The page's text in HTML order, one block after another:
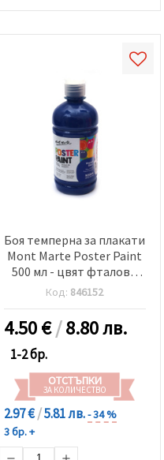
Боя темперна за плакати
Mont Marte Poster Paint
500 мл - цвят фталово
синьо
Код: 846152
4.50€/8.80 лв.
1-2 бр.
ОТСТЪПКИ
ЗА КОЛИЧЕСТВО
2.97 €/5.81 лв.- 34 %
3 бр. +